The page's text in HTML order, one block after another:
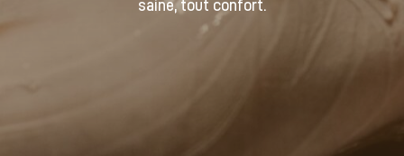
saine, tout confort.